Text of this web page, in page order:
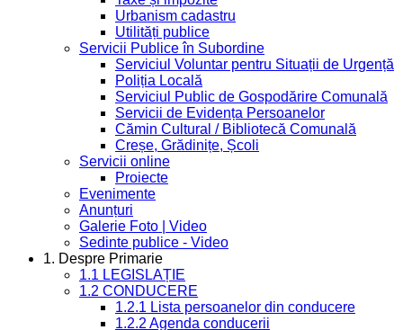
Urbanism cadastru
Utilități publice
Servicii Publice în Subordine
Serviciul Voluntar pentru Situații de Urgență
Poliția Locală
Serviciul Public de Gospodărire Comunală
Servicii de Evidența Persoanelor
Cămin Cultural / Bibliotecă Comunală
Creșe, Grădinițe, Școli
Servicii online
Proiecte
Evenimente
Anunțuri
Galerie Foto | Video
Sedinte publice - Video
1. Despre Primarie
1.1 LEGISLAȚIE
1.2 CONDUCERE
1.2.1 Lista persoanelor din conducere
1.2.2 Agenda conducerii